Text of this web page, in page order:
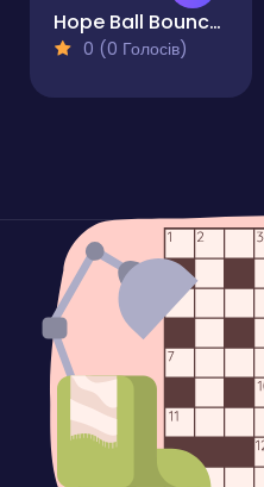
Hope Ball Bouncy Ball
0 (0 Голосів)